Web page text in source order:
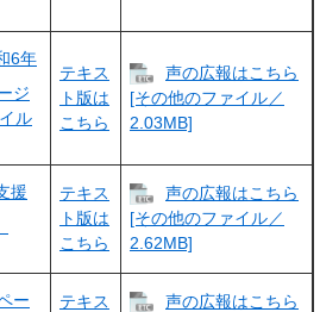
6年
ジ
ル
テキス
ト版は
こちら
声の広報はこちら
[その他のファイル／
2.03MB]
援
テキス
ト版は
こちら
声の広報はこちら
[その他のファイル／
2.62MB]
ー
テキス
声の広報はこちら